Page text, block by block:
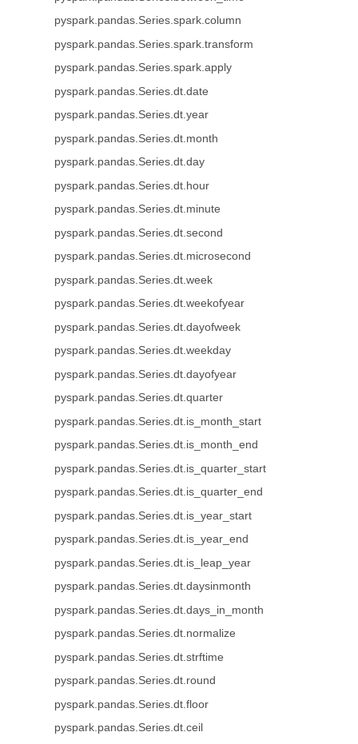
pyspark.pandas.Series.spark.column
pyspark.pandas.Series.spark.transform
pyspark.pandas.Series.spark.apply
pyspark.pandas.Series.dt.date
pyspark.pandas.Series.dt.year
pyspark.pandas.Series.dt.month
pyspark.pandas.Series.dt.day
pyspark.pandas.Series.dt.hour
pyspark.pandas.Series.dt.minute
pyspark.pandas.Series.dt.second
pyspark.pandas.Series.dt.microsecond
pyspark.pandas.Series.dt.week
pyspark.pandas.Series.dt.weekofyear
pyspark.pandas.Series.dt.dayofweek
pyspark.pandas.Series.dt.weekday
pyspark.pandas.Series.dt.dayofyear
pyspark.pandas.Series.dt.quarter
pyspark.pandas.Series.dt.is_month_start
pyspark.pandas.Series.dt.is_month_end
pyspark.pandas.Series.dt.is_quarter_start
pyspark.pandas.Series.dt.is_quarter_end
pyspark.pandas.Series.dt.is_year_start
pyspark.pandas.Series.dt.is_year_end
pyspark.pandas.Series.dt.is_leap_year
pyspark.pandas.Series.dt.daysinmonth
pyspark.pandas.Series.dt.days_in_month
pyspark.pandas.Series.dt.normalize
pyspark.pandas.Series.dt.strftime
pyspark.pandas.Series.dt.round
pyspark.pandas.Series.dt.floor
pyspark.pandas.Series.dt.ceil